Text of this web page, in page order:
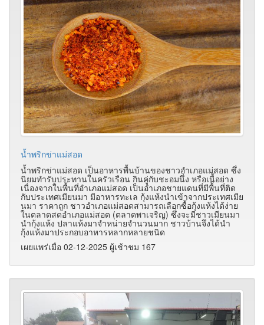
น้ำพริกข่าแม่สอด
น้ำพริกข่าแม่สอด เป็นอาหารพื้นบ้านของชาวอำเภอแม่สอด ซึ่ง
นิยมทำรับประทานในครัวเรือน กินคู่กับชะอมนึ่ง หรือเนื้อย่าง
เนื่องจากในพื้นที่อำเภอแม่สอด เป็นอำเภอชายแดนที่มีพื้นที่ติด
กับประเทศเมียนมา มีอาหารทะเล กุ้งแห้งนำเข้าจากประเทศเมีย
นมา ราคาถูก ชาวอำเภอแม่สอดสามารถเลือกซื้อกุ้งแห้งได้ง่าย
ในตลาดสดอำเภอแม่สอด (ตลาดพาเจริญ) ซึ่งจะมีชาวเมียนมา
นำกุ้งแห้ง ปลาแห้งมาจำหน่ายจำนวนมาก ชาวบ้านจึงได้นำ
กุ้งแห้งมาประกอบอาหารหลากหลายชนิด
เผยแพร่เมื่อ 02-12-2025 ผู้เช้าชม 167